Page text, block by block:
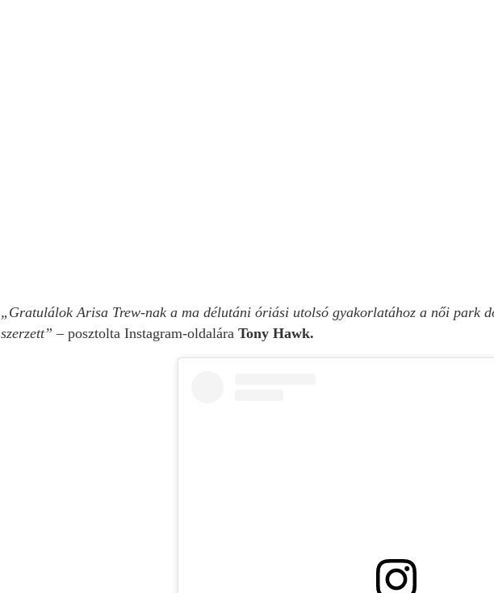
„Gratulálok Arisa Trew-nak a ma délutáni óriási utolsó gyakorlatához a női park
szerzett” – posztolta Instagram-oldalára Tony Hawk.